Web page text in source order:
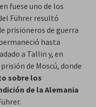
fuese uno de los
Führer resultó
prisioneros de guerra
hasta
a Tallin y, en
de Moscú, donde
sobre los
de la Alemania